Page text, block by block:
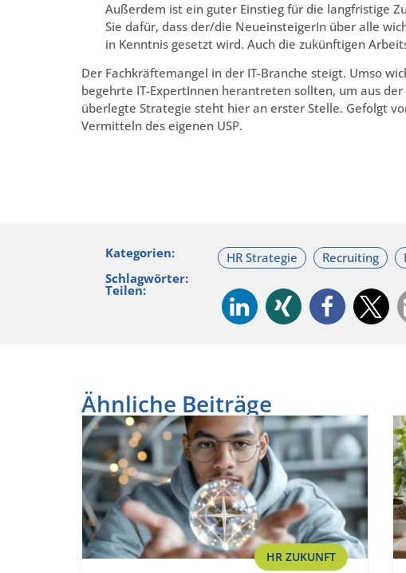
Außerdem ist ein guter Einstieg für die langfristige
Sie dafür, dass der/die NeueinsteigerIn über alle
in Kenntnis gesetzt wird. Auch die zukünftigen
Der Fachkräftemangel in der IT-Branche steigt. Umso
begehrte IT-ExpertInnen herantreten sollten, um aus
überlegte Strategie steht hier an erster Stelle. Gefolgt
Vermitteln des eigenen USP.
Kategorien:
Schlagwörter:
Teilen:
Ähnliche Beiträge
HR ZUKUNFT